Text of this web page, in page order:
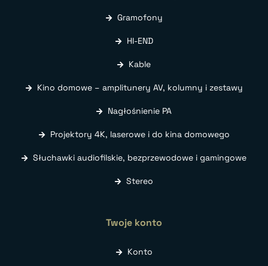
Gramofony
HI-END
Kable
Kino domowe – amplitunery AV, kolumny i zestawy
Nagłośnienie PA
Projektory 4K, laserowe i do kina domowego
Słuchawki audiofilskie, bezprzewodowe i gamingowe
Stereo
Twoje konto
Konto